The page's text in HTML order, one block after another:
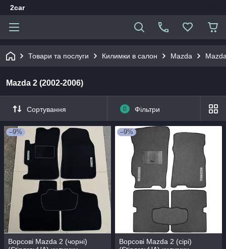
2car
Товари та послуги Килимки в салон Mаzdа
Mazda 2 (2002-2006)
Сортування 0 Фільтри
–9%
Ворсові Mazda 2 (чорні)
–9%
Ворсові Mazda 2 (сірі)